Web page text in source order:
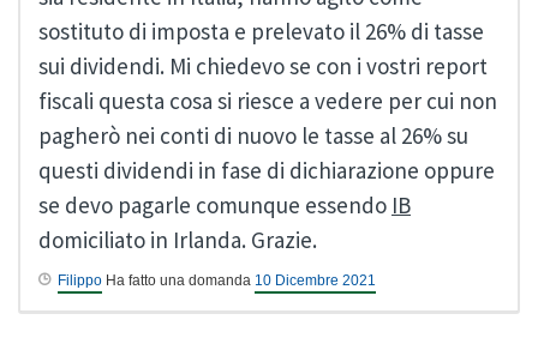
sostituto di imposta e prelevato il 26% di tasse
sui dividendi. Mi chiedevo se con i vostri report
fiscali questa cosa si riesce a vedere per cui non
pagherò nei conti di nuovo le tasse al 26% su
questi dividendi in fase di dichiarazione oppure
se devo pagarle comunque essendo IB
domiciliato in Irlanda. Grazie.
Filippo Ha fatto una domanda 10 Dicembre 2021